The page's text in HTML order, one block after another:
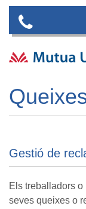
Gestió de
Els treballadors
seves queixes o